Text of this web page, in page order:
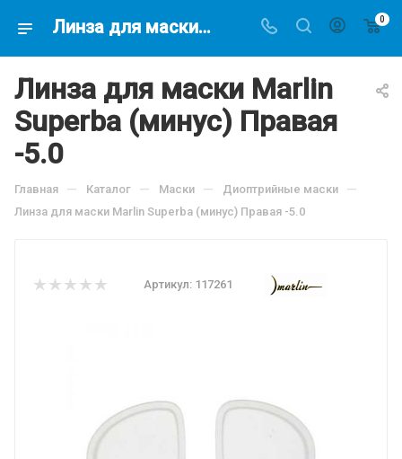
Линза для маски Marlin Superba (минус) Правая -5.0, по цене 2055.08 руб, купить в интернет-магазине подводной охоты Водолаз.РФ в Москве. - 0
Линза для маски Marlin
Superba (минус) Правая
-5.0
Главная — Каталог — Маски — Диоптрийные маски —
Линза для маски Marlin Superba (минус) Правая -5.0
Артикул: 117261